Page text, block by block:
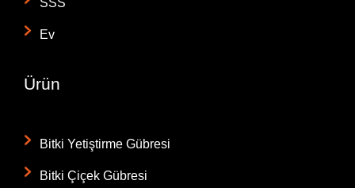
SSS
Ev
Ürün
Bitki Yetiştirme Gübresi
Bitki Çiçek Gübresi